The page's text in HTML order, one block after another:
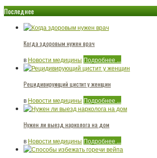
Последнее
Когда здоровым нужен врач
в Новости медицины Подробнее ...
Рецидивирующий цистит у женщин
в Новости медицины Подробнее ...
Нужен ли выезд нарколога на дом
в Новости медицины Подробнее ...